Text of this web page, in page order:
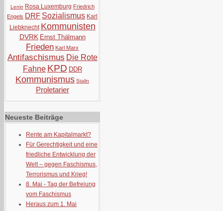
Lenin Rosa Luxemburg Friedrich
Engels DRF Sozialismus Karl
Liebknecht Kommunisten
DVRK Ernst Thälmann
Frieden Karl Marx
Antifaschismus Die Rote
Fahne KPD DDR
Kommunismus Stalin
Proletarier
Neueste Beiträge
Rente am Kapitalmarkt?
Für Gerechtigkeit und eine
friedliche Entwicklung der
Welt – gegen Faschismus,
Terrorismus und Krieg!
8. Mai - Tag der Befreiung
vom Faschismus
Heraus zum 1. Mai